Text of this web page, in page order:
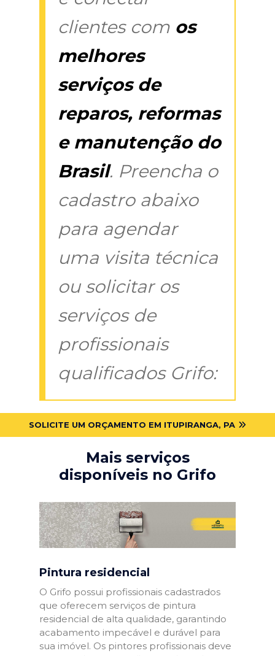
clientes com os
melhores
serviços de
reparos, reformas
e manutenção do
Brasil. Preencha o
cadastro abaixo
para agendar
uma visita técnica
ou solicitar os
serviços de
profissionais
qualificados Grifo:
SOLICITE UM ORÇAMENTO EM ITUPIRANGA, PA
Mais serviços
disponíveis no Grifo
Pintura residencial
O Grifo possui profissionais cadastrados
que oferecem serviços de pintura
residencial de alta qualidade, garantindo
acabamento impecável e durável para
sua imóvel. Os pintores profissionais deve